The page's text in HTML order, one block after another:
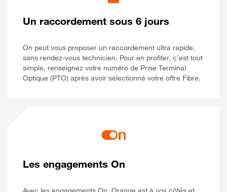
Un raccordement sous 6 jours
On peut vous proposer un raccordement ultra rapide,
sans rendez-vous technicien. Pour en profiter, c’est tout
simple, renseignez votre numéro de Prise Terminal
Optique (PTO) après avoir sélectionné votre offre Fibre.
Les engagements On